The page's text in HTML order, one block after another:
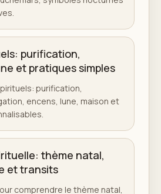
purification,
et pratiques simples
purification,
encens, lune, maison et
thème natal,
et transits
comprendre le thème natal,